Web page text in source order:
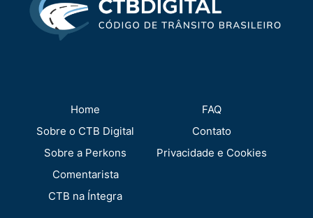
Home
Sobre o CTB Digital
Sobre a Perkons
Comentarista
CTB na Íntegra
FAQ
Contato
Privacidade e Cookies